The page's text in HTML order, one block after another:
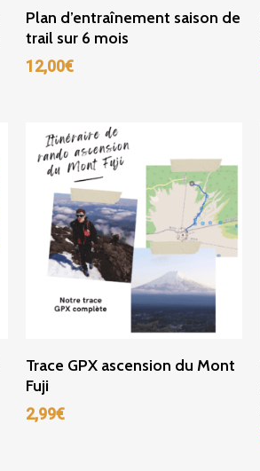
Ajouter Au Panier
Plan d’entraînement saison de
trail sur 6 mois
12,00€
Ajouter Au Panier
Trace GPX ascension du Mont
Fuji
2,99€